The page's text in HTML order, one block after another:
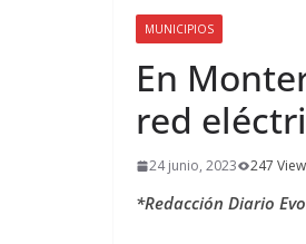
MUNICIPIOS
En
red
24 junio, 2023 247
*Redacción Diario